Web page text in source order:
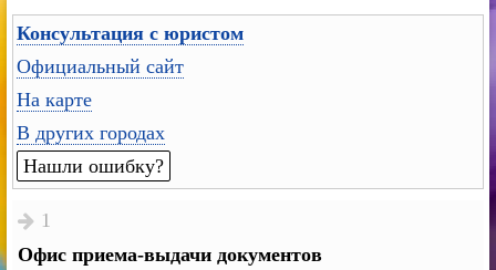
Консультация с юристом
Официальный сайт
На карте
В других городах
Нашли ошибку?
1
Офис приема-выдачи документов